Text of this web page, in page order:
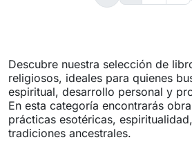
Descubre nuestra selección de
religiosos, ideales para quienes
espiritual, desarrollo personal y
En esta categoría encontrarás
prácticas esotéricas,
tradiciones ancestrales.